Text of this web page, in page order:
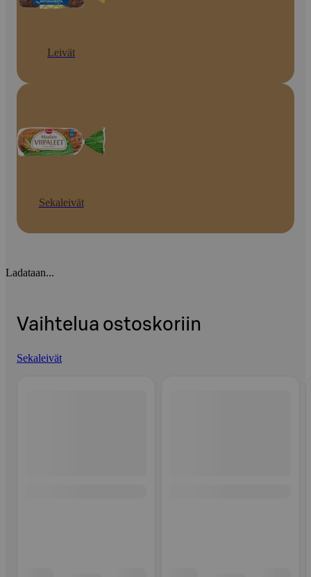
Leivät
Sekaleivät
Ladataan...
Vaihtelua ostoskoriin
Sekaleivät